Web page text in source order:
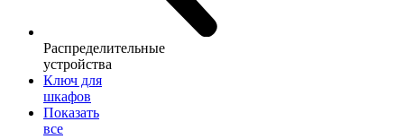
Распределительные
устройства
Ключ для
шкафов
Показать
все